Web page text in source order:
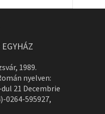
1989.
nyelven:
21 Decembrie
0264-595927,